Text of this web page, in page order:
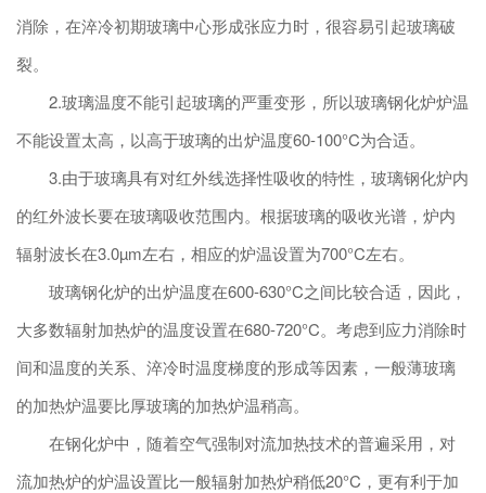
消除，在淬冷初期玻璃中心形成张应力时，很容易引起玻璃破
裂。
2.玻璃温度不能引起玻璃的严重变形，所以玻璃钢化炉炉温
不能设置太高，以高于玻璃的出炉温度60-100°C为合适。
3.由于玻璃具有对红外线选择性吸收的特性，玻璃钢化炉内
的红外波长要在玻璃吸收范围内。根据玻璃的吸收光谱，炉内
辐射波长在3.0µm左右，相应的炉温设置为700°C左右。
玻璃钢化炉的出炉温度在600-630°C之间比较合适，因此，
大多数辐射加热炉的温度设置在680-720°C。考虑到应力消除时
间和温度的关系、淬冷时温度梯度的形成等因素，一般薄玻璃
的加热炉温要比厚玻璃的加热炉温稍高。
在钢化炉中，随着空气强制对流加热技术的普遍采用，对
流加热炉的炉温设置比一般辐射加热炉稍低20°C，更有利于加